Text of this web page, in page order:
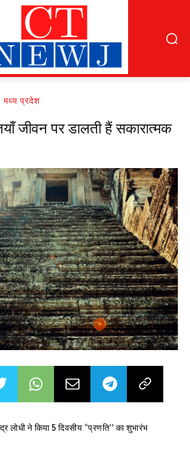
मध्य प्रदेश
जीवन पर डालती हैं सकारात्मक
लोधी ने किया 5 दिवसीय “प्रणति’’ का शुभारंभ